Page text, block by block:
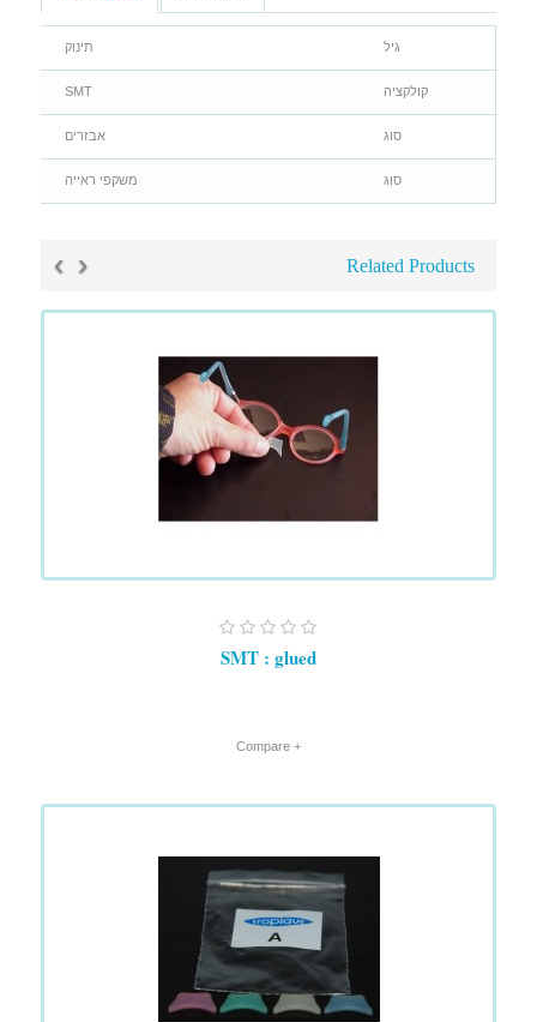
גיל תינוק
קולקציה SMT
סוג אבזרים
סוג משקפי ראייה
Related Products
‹
›
SMT : glued
+ Compare